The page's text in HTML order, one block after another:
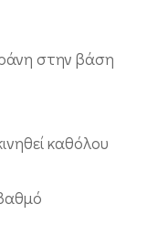
στην βάση
καθόλου